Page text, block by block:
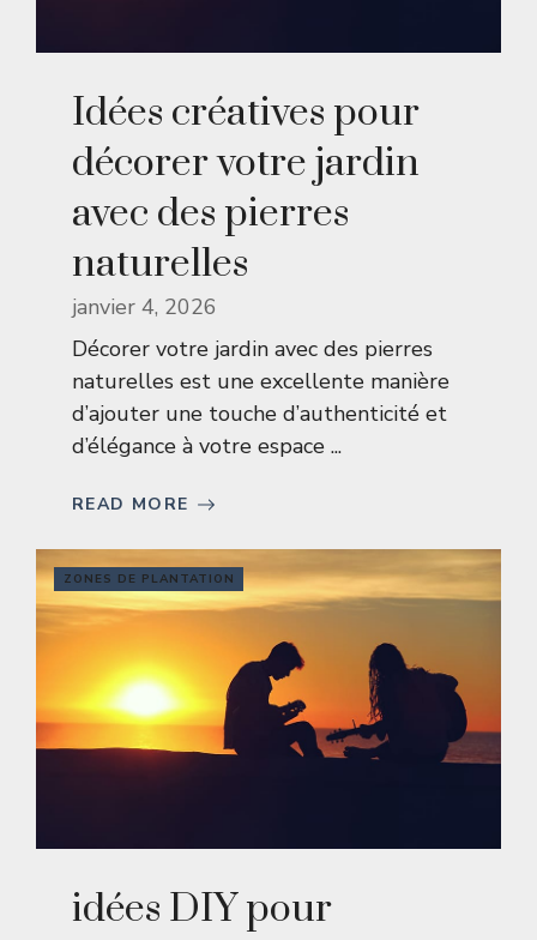
Idées créatives pour
décorer votre jardin
avec des pierres
naturelles
janvier 4, 2026
Décorer votre jardin avec des pierres
naturelles est une excellente manière
d’ajouter une touche d’authenticité et
d’élégance à votre espace ...
READ MORE
ZONES DE PLANTATION
idées DIY pour